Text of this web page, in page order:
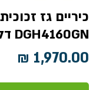
DGH4160GN דלונגי